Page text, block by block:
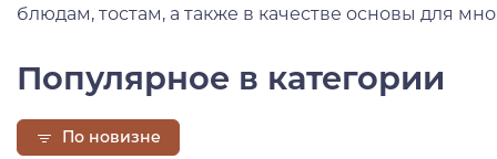
блюдам, тостам, а также в качестве основы для
Популярное в категории
По новизне